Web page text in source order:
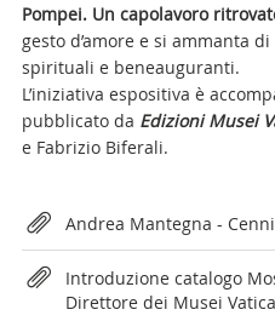
Pompei. Un capolavoro
gesto d’amore e si ammanta
spirituali e beneauguranti.
L’iniziativa espositiva è
pubblicato da Edizioni Musei
e Fabrizio Biferali.
Attachments
Andrea Mantegna -
Introduzione catalogo
Direttore dei Musei